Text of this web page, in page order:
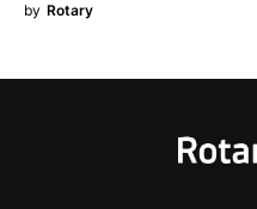
by Rotary